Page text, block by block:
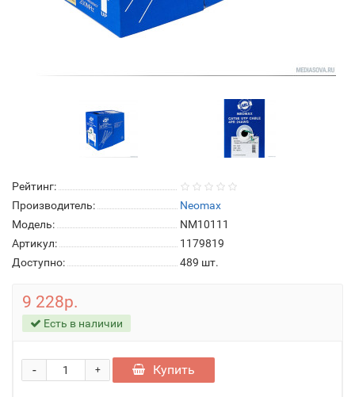
Рейтинг:
Производитель:
Neomax
Модель:
NM10111
Артикул:
1179819
Доступно:
489 шт.
9 228р.
Есть в наличии
+
- Купить